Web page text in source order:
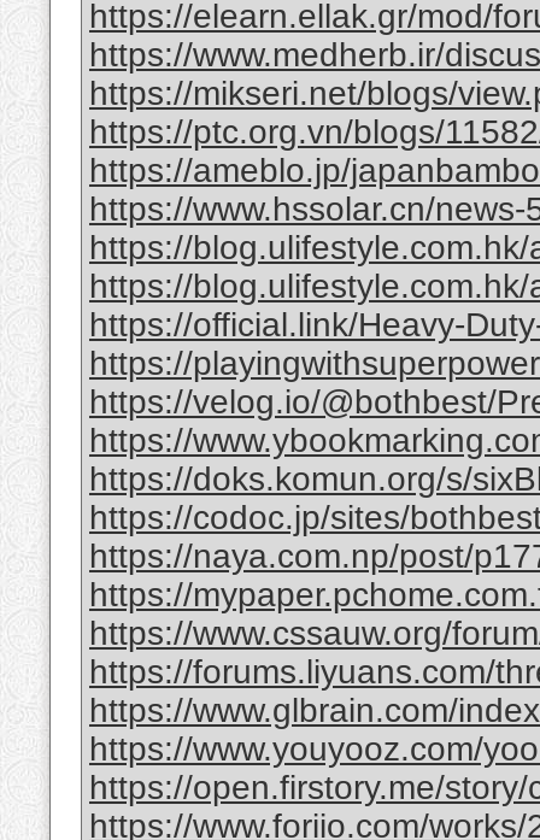
https://elearn.ellak.gr/mod/
https://www.medherb.ir/
https://mikseri.net/blogs/
https://ptc.org.vn/blogs/
https://ameblo.jp/
https://www.hssolar.cn/news-
https://
https://
https://official.link/Heavy-
https://
https://velog.io/@bothbest/
https://
https://doks.komun.org/s/
https://codoc.jp/sites/
https://naya.com.np/post/
https://
https://www.cssauw.org/
https://forums.liyuans.com/
https://www.glbrain.com/
https://www.youyooz.com/
https://open.firstory.me/
https://www.foriio.com/